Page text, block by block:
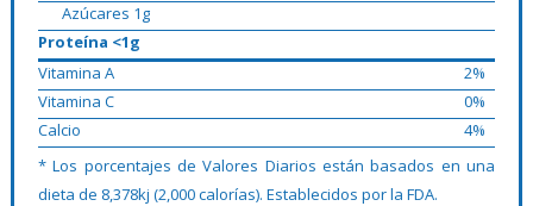
Azúcares 1g
Proteína <1g
Vitamina A
2%
Vitamina C
0%
Calcio
4%
* Los porcentajes de Valores Diarios están basados en una
dieta de 8,378kj (2,000 calorías). Establecidos por la FDA.